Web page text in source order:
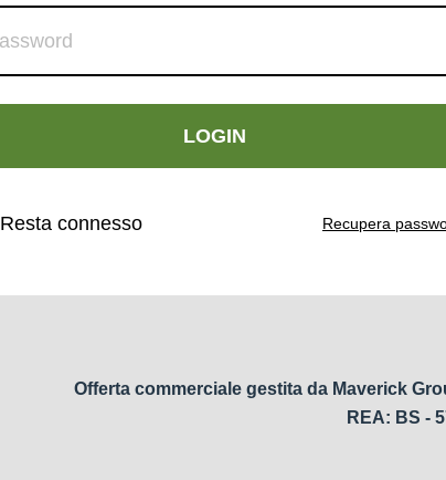
LOGIN
Resta connesso Recupera
Offerta commerciale gestita da Maverick
REA: BS -